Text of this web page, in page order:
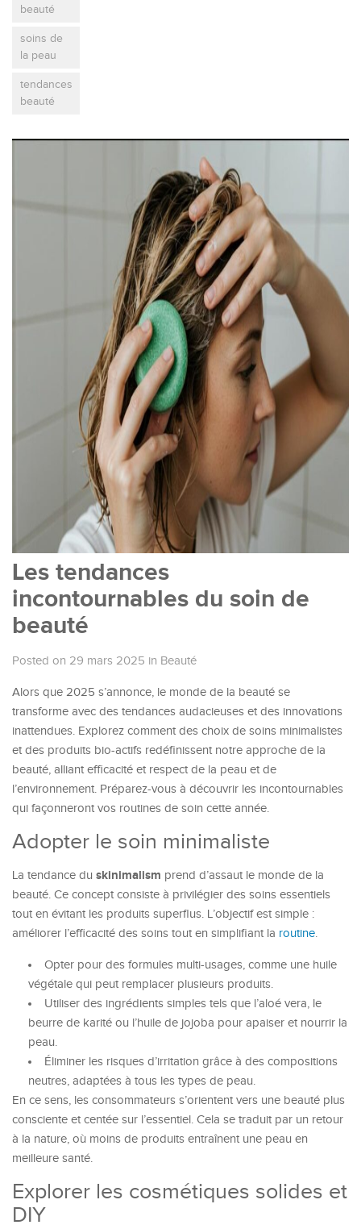
beauté
soins de
la peau
tendances
beauté
Les tendances
incontournables du soin de
beauté
Posted on 29 mars 2025 in Beauté
Alors que 2025 s’annonce, le monde de la beauté se
transforme avec des tendances audacieuses et des innovations
inattendues. Explorez comment des choix de soins minimalistes
et des produits bio-actifs redéfinissent notre approche de la
beauté, alliant efficacité et respect de la peau et de
l’environnement. Préparez-vous à découvrir les incontournables
qui façonneront vos routines de soin cette année.
Adopter le soin minimaliste
La tendance du skinimalism prend d’assaut le monde de la
beauté. Ce concept consiste à privilégier des soins essentiels
tout en évitant les produits superflus. L’objectif est simple :
améliorer l’efficacité des soins tout en simplifiant la routine.
Opter pour des formules multi-usages, comme une huile
végétale qui peut remplacer plusieurs produits.
Utiliser des ingrédients simples tels que l’aloé vera, le
beurre de karité ou l’huile de jojoba pour apaiser et nourrir la
peau.
Éliminer les risques d’irritation grâce à des compositions
neutres, adaptées à tous les types de peau.
En ce sens, les consommateurs s’orientent vers une beauté plus
consciente et centée sur l’essentiel. Cela se traduit par un retour
à la nature, où moins de produits entraînent une peau en
meilleure santé.
Explorer les cosmétiques solides et
DIY